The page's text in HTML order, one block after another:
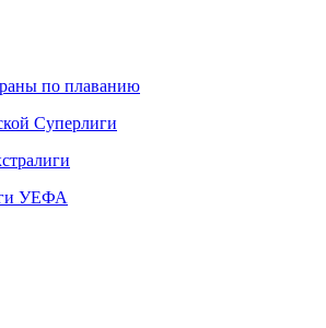
по плаванию
Суперлиги
УЕФА